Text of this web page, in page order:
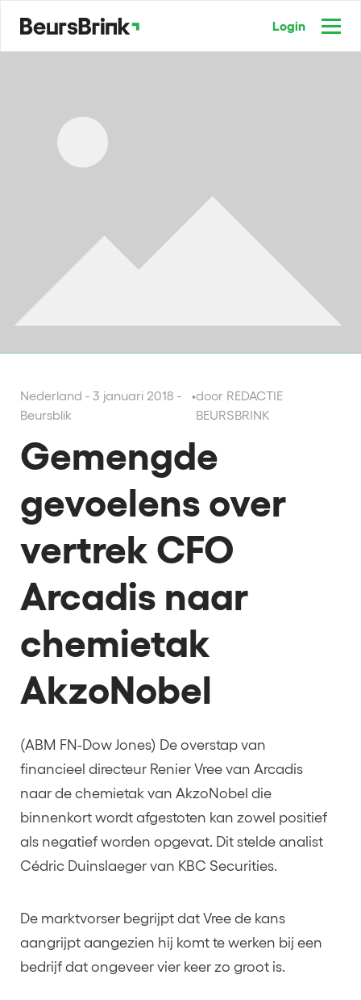
Login
Nederland - 3 januari 2018 -
Beursblik
•door REDACTIE
BEURSBRINK
Gemengde
gevoelens over
vertrek CFO
Arcadis naar
chemietak
AkzoNobel
(ABM FN-Dow Jones) De overstap van
financieel directeur Renier Vree van Arcadis
naar de chemietak van AkzoNobel die
binnenkort wordt afgestoten kan zowel positief
als negatief worden opgevat. Dit stelde analist
Cédric Duinslaeger van KBC Securities.
De marktvorser begrijpt dat Vree de kans
aangrijpt aangezien hij komt te werken bij een
bedrijf dat ongeveer vier keer zo groot is.